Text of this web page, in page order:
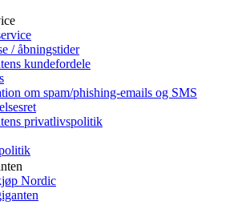
/ åbningstider
kundefordele
om spam/phishing-emails og SMS
privatlivspolitik
Nordic